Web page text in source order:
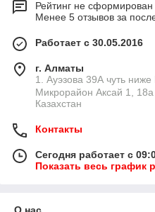
Рейтинг не сформирован
Менее 5 отзывов за
Работает с 30.05.2016
г. Алматы
1. Ауэзова 39А чуть ниже Кабанбай
Микрорайон Аксай 1,
Казахстан
Контакты
Сегодня работает с
Показать весь график